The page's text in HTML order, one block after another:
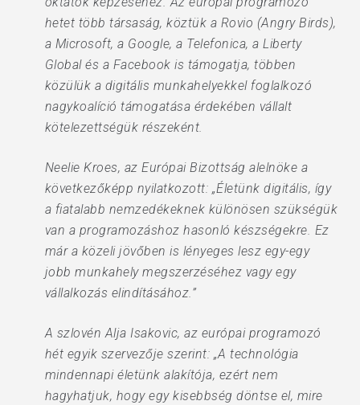
hetet több társaság, köztük a Rovio (Angry Birds),
a Microsoft, a Google, a Telefonica, a Liberty
Global és a Facebook is támogatja, többen
közülük a digitális munkahelyekkel foglalkozó
nagykoalíció támogatása érdekében vállalt
kötelezettségük részeként.
Neelie Kroes, az Európai Bizottság alelnöke a
következőképp nyilatkozott: „Életünk digitális, így
a fiatalabb nemzedékeknek különösen szükségük
van a programozáshoz hasonló készségekre. Ez
már a közeli jövőben is lényeges lesz egy-egy
jobb munkahely megszerzéséhez vagy egy
vállalkozás elindításához.”
A szlovén Alja Isakovic, az európai programozó
hét egyik szervezője szerint: „A technológia
mindennapi életünk alakítója, ezért nem
hagyhatjuk, hogy egy kisebbség döntse el, mire